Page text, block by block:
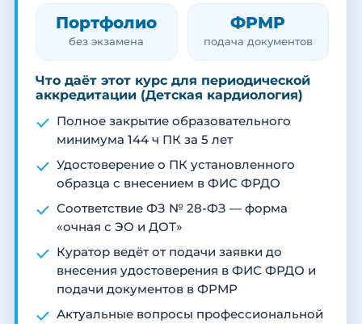
Портфолио
без экзамена
ФРМР
подача документов
Что даёт этот курс для периодической
аккредитации (Детская кардиология)
Полное закрытие образовательного
минимума 144 ч ПК за 5 лет
Удостоверение о ПК установленного
образца с внесением в ФИС ФРДО
Соответствие ФЗ № 28-ФЗ — форма
«очная с ЭО и ДОТ»
Куратор ведёт от подачи заявки до
внесения удостоверения в ФИС ФРДО и
подачи документов в ФРМР
Актуальные вопросы профессиональной